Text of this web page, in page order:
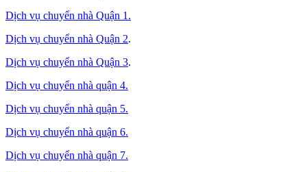
Dịch vụ chuyển nhà Quận 1.
Dịch vụ chuyển nhà Quận 2.
Dịch vụ chuyển nhà Quận 3.
Dịch vụ chuyển nhà quận 4.
Dịch vụ chuyển nhà quận 5.
Dịch vụ chuyển nhà quận 6.
Dịch vụ chuyển nhà quận 7.